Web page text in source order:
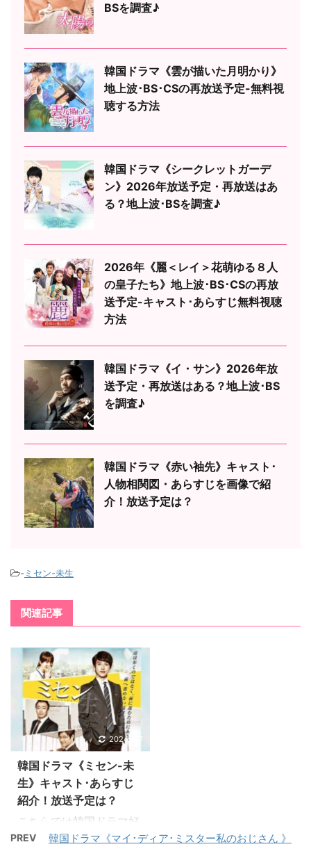
BSを調査♪
韓国ドラマ《雲が描いた月明かり》
地上波･BS･CSの再放送予定-無料視
聴する方法
韓国ドラマ《シークレットガーデ
ン》2026年放送予定・再放送はあ
る？地上波･BSを調査♪
2026年《麗＜レイ＞花萌ゆる８人
の皇子たち》地上波･BS･CSの再放
送予定-キャスト･あらすじ無料視聴
方法
韓国ドラマ《イ・サン》2026年放
送予定・再放送はある？地上波･BS
を調査♪
韓国ドラマ《赤い袖先》キャスト･
人物相関図・あらすじを画像で紹
介！放送予定は？
- ミセン-未生
関連記事
2024/6/7
韓国ドラマ《ミセン-未
生》キャスト･あらすじ
紹介！放送予定は？
こちらでは韓国ドラマ好
きの管理人が、韓国ドラ
PREV
韓国ドラマ《マイ･ディア･ミスター私のおじさん 》